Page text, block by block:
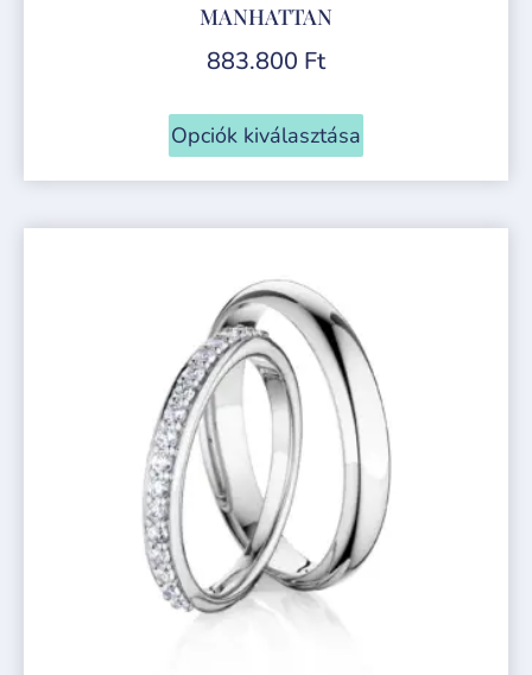
MANHATTAN
883.800 Ft
Opciók kiválasztása